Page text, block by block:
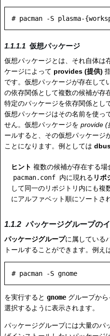
仮想パッケージ
仮想パッケージとは、それ自体は
ケージによって provides (提供)
です。仮想パッケージが存在して
の依存関係として複数の候補が存
特定のパッケージを依存関係とし
仮想パッケージはその名前を使っ
せん。仮想パッケージを provide (
ールすると、その仮想パッケージ
ことになります。例としては
ヒント 複数の候補が存在する場
pacman.conf 内に現れる リポ
して同一のリポジトリ内にも複
にアルファベット順にソートさ
パッケージグループの
パッケージグループに属している
トールすることができます。例え
を実行すると gnome グループか
選択するように表示されます。
パッケージグループには大量のパ